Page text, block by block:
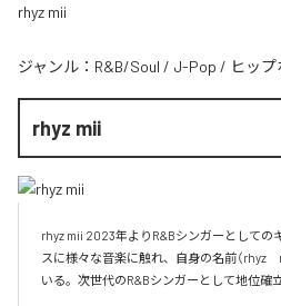
rhyz mii
ジャンル： R&B/Soul / J-Pop / ヒッ
rhyz mii
rhyz mii 2023年よりR&Bシンガーとしての
スに様々な音楽に触れ、自身の名前（rhyz
いる。次世代のR&Bシンガーとして地位確